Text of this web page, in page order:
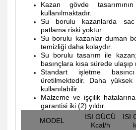
Kazan gövde
kullanılmaktadır.
Su borulu kazanlarda sac
patlama riski yoktur.
Su borulu kazanlar duman
temizliği daha kolaydır.
Su borulu tasarım ile
basınçlara kısa sürede
Standart işletme
üretilmektedir. Daha yüksek
kullanılabilir.
Malzeme ve işçilik
garantisi iki (2) yıldır.
MODEL
ISI GÜCÜ
Kcal/h
ISI